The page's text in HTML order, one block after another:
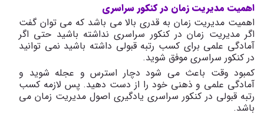
اهمیت مدیریت زمان در کنکور سراسری
اهمیت مدیریت زمان به قدری بالا می باشد که می توان گفت
اگر مدیریت زمان در کنکور سراسری نداشته باشید حتی اگر
آمادگی علمی برای کسب رتبه قبولی داشته باشید نمی توانید
در کنکور سراسری موفق شوید.
کمبود وقت باعث می شود دچار استرس و عجله شوید و
آمادگی علمی و ذهنی خود را از دست دهید. پس لازمه کسب
رتبه قبولی در کنکور سراسری یادگیری اصول مدیریت زمان می
باشد.